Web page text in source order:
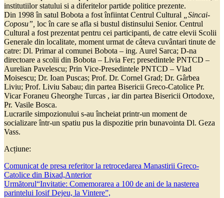
institutiilor statului si a diferitelor partide politice prezente.
Din 1998 în satul Bobota a fost înfiintat Centrul Cultural
„Sincai-
Coposu”, loc în care se afla si bustul distinsului Senior. Centrul
Cultural a fost prezentat pentru cei participanti, de catre elevii Scolii
Generale din localitate, moment urmat de câteva cuvântari tinute de
catre: Dl. Primar al comunei Bobota – ing. Aurel Sarca; D-na
directoare a scolii din Bobota – Livia Fer; presedintele PNTCD –
Aurelian Pavelescu; Prin Vice-Presedintele PNTCD – Vlad
Moisescu; Dr. Ioan Puscas; Prof. Dr. Cornel Grad; Dr. Gârbea
Liviu; Prof. Liviu Sabau; din partea Bisericii Greco-Catolice Pr.
Vicar Foraneu Gheorghe Turcas , iar din partea Bisericii Ortodoxe,
Pr. Vasile Bosca.
Lucrarile simpozionului s-au încheiat printr-un moment de
socializare într-un spatiu pus la dispozitie prin bunavointa Dl. Geza
Vass.
Acțiune:
Comunicat de presa referitor la retrocedarea Manastirii Greco-
Catolice din Bixad,Anterior
Următorul“Invitatie: Comemorarea a 100 de ani de la nasterea
parintelui Iosif Dejeu, la Vintere”,